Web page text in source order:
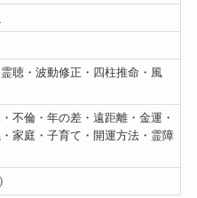
聴・波動修正・四柱推命・風
不倫・年の差・遠距離・金運・
家庭・子育て・開運方法・霊障